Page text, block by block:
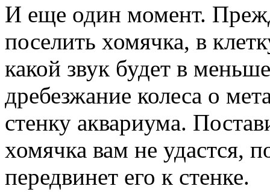
И еще один момент.
поселить хомячка, в
какой звук будет в
дребезжание колеса о
стенку аквариума.
хомячка вам не удастся,
передвинет его к стенке.